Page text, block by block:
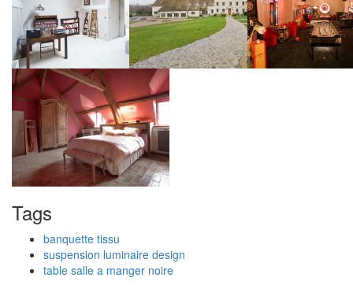
Tags
banquette tissu
suspension luminaire design
table salle a manger noire